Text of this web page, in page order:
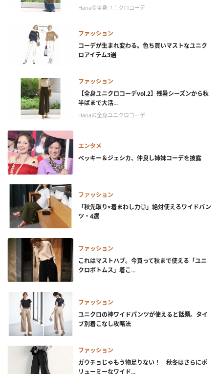
Hanaの全身ユニクロコーデ
ファッション
コーデが生まれ変わる。色ち買いマストなユニク
ロアイテム3選
ファッション
【全身ユニクロコーデvol.2】残暑シーズンから秋
半ばまで大活...
Hanaの全身ユニクロコーデ
エンタメ
ベッキー＆ジェシカ、仲良し姉妹コーデを披露
ファッション
「秋先取り×着まわし力◎」絶対使えるワイドパン
ツ・4選
ファッション
これはマストハブ。今買って秋まで使える「ユニ
クロボトムス」着こ...
ファッション
ユニクロの神ワイドパンツが使えると話題。タイ
プ別着こなし攻略法
ファッション
ガウチョじゃもう物足りない！ 秋冬はさらにボ
リューミーなワイド...